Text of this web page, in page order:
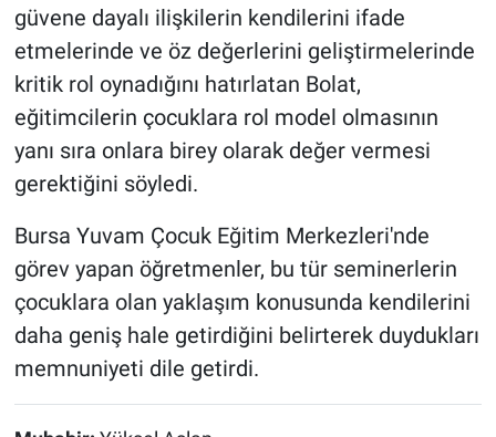
güvene dayalı ilişkilerin kendilerini ifade
etmelerinde ve öz değerlerini geliştirmelerinde
kritik rol oynadığını hatırlatan Bolat,
eğitimcilerin çocuklara rol model olmasının
yanı sıra onlara birey olarak değer vermesi
gerektiğini söyledi.
Bursa Yuvam Çocuk Eğitim Merkezleri'nde
görev yapan öğretmenler, bu tür seminerlerin
çocuklara olan yaklaşım konusunda kendilerini
daha geniş hale getirdiğini belirterek duydukları
memnuniyeti dile getirdi.